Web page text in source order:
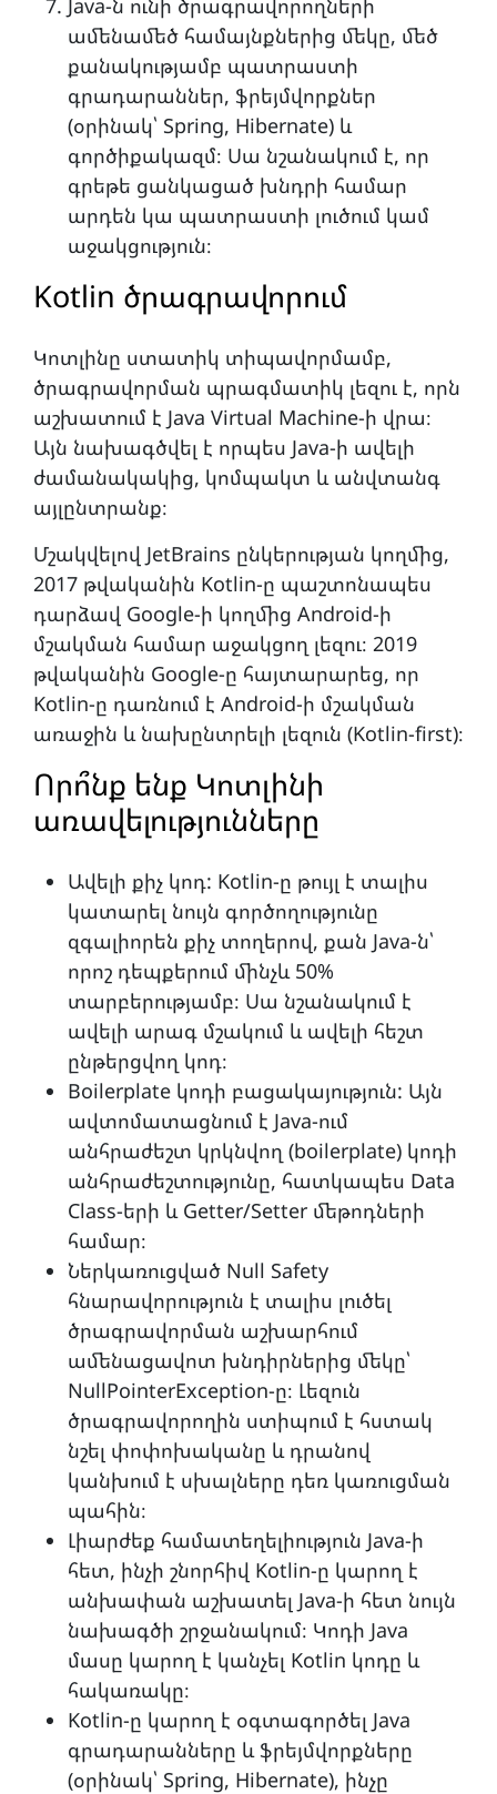
Java-ն ունի ծրագրավորողների
ամենամեծ համայնքներից մեկը, մեծ
քանակությամբ պատրաստի
գրադարաններ, ֆրեյմվորքներ
(օրինակ՝ Spring, Hibernate) և
գործիքակազմ։ Սա նշանակում է, որ
գրեթե ցանկացած խնդրի համար
արդեն կա պատրաստի լուծում կամ
աջակցություն։
Kotlin ծրագրավորում
Կոտլինը ստատիկ տիպավորմամբ,
ծրագրավորման պրագմատիկ լեզու է, որն
աշխատում է Java Virtual Machine-ի վրա։
Այն նախագծվել է որպես Java-ի ավելի
ժամանակակից, կոմպակտ և անվտանգ
այլընտրանք։
Մշակվելով JetBrains ընկերության կողմից,
2017 թվականին Kotlin-ը պաշտոնապես
դարձավ Google-ի կողմից Android-ի
մշակման համար աջակցող լեզու։ 2019
թվականին Google-ը հայտարարեց, որ
Kotlin-ը դառնում է Android-ի մշակման
առաջին և նախընտրելի լեզուն (Kotlin-first)։
Որո՞նք ենք Կոտլինի
առավելությունները
Ավելի քիչ կոդ: Kotlin-ը թույլ է տալիս
կատարել նույն գործողությունը
զգալիորեն քիչ տողերով, քան Java-ն՝
որոշ դեպքերում մինչև 50%
տարբերությամբ։ Սա նշանակում է
ավելի արագ մշակում և ավելի հեշտ
ընթերցվող կոդ։
Boilerplate կոդի բացակայություն: Այն
ավտոմատացնում է Java-ում
անհրաժեշտ կրկնվող (boilerplate) կոդի
անհրաժեշտությունը, հատկապես Data
Class-երի և Getter/Setter մեթոդների
համար։
Ներկառուցված Null Safety
հնարավորություն է տալիս լուծել
ծրագրավորման աշխարհում
ամենացավոտ խնդիրներից մեկը՝
NullPointerException-ը։ Լեզուն
ծրագրավորողին ստիպում է հստակ
նշել փոփոխականը և դրանով
կանխում է սխալները դեռ կառուցման
պահին։
Լիարժեք համատեղելիություն Java-ի
հետ, ինչի շնորհիվ Kotlin-ը կարող է
անխափան աշխատել Java-ի հետ նույն
նախագծի շրջանակում։ Կոդի Java
մասը կարող է կանչել Kotlin կոդը և
հակառակը։
Kotlin-ը կարող է օգտագործել Java
գրադարանները և ֆրեյմվորքները
(օրինակ՝ Spring, Hibernate), ինչը